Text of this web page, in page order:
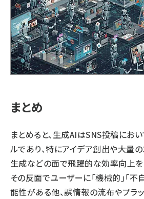
まとめ
まとめると、生成AIはSNS投稿にお
ルであり、特にアイデア創出や大量
生成などの面で飛躍的な効率向上を
その反面でユーザーに「機械的」「不
能性がある他、誤情報の流布やプラ